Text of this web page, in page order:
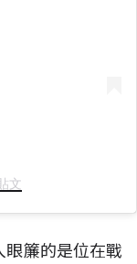
文
簾的是位在戰